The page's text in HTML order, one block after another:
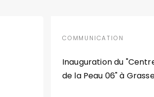
COMMUNICATION
Inauguration du
de la Peau 06" à